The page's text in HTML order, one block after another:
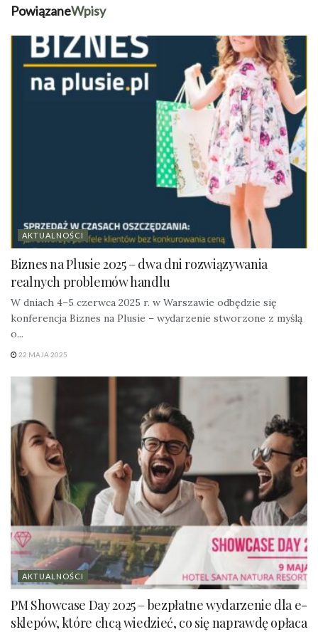
PowiązaneWpisy
AKTUALNOŚCI
Biznes na Plusie 2025 – dwa dni rozwiązywania
realnych problemów handlu
W dniach 4–5 czerwca 2025 r. w Warszawie odbędzie się
konferencja Biznes na Plusie – wydarzenie stworzone z myślą
o...
22 MAJA 2025
AKTUALNOŚCI
PM Showcase Day 2025 – bezpłatne wydarzenie dla e-
sklepów, które chcą wiedzieć, co się naprawdę opłaca